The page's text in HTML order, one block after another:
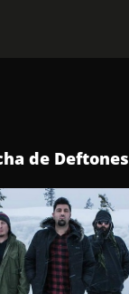
de Deftones